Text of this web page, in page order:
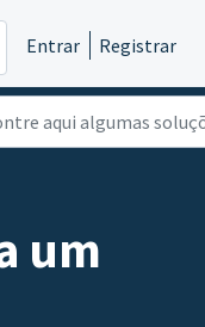
Entrar Registrar
um